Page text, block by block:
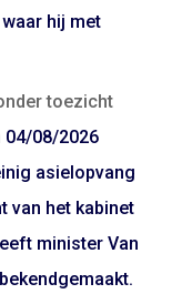
hij met
toezicht
04/08/2026
asielopvang
van het kabinet
minister Van